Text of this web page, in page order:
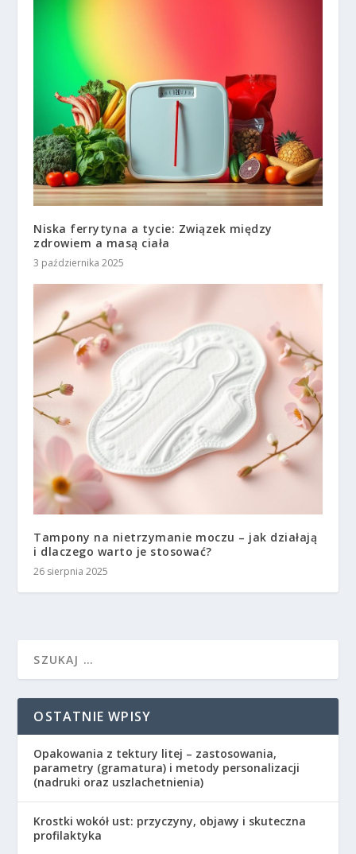
Niska ferrytyna a tycie: Związek między
zdrowiem a masą ciała
3 października 2025
Tampony na nietrzymanie moczu – jak działają
i dlaczego warto je stosować?
26 sierpnia 2025
OSTATNIE WPISY
Opakowania z tektury litej – zastosowania,
parametry (gramatura) i metody personalizacji
(nadruki oraz uszlachetnienia)
Krostki wokół ust: przyczyny, objawy i skuteczna
profilaktyka